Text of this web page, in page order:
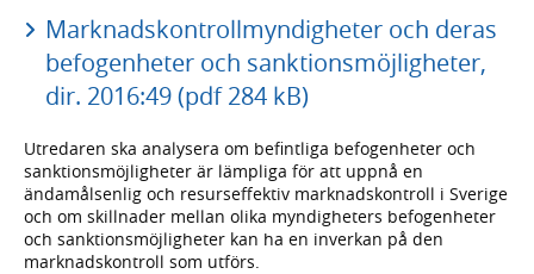
Marknadskontrollmyndigheter och deras
befogenheter och sanktionsmöjligheter,
dir. 2016:49 (pdf 284 kB)
Utredaren ska analysera om befintliga befogenheter och
sanktionsmöjligheter är lämpliga för att uppnå en
ändamålsenlig och resurseffektiv marknadskontroll i Sverige
och om skillnader mellan olika myndigheters befogenheter
och sanktionsmöjligheter kan ha en inverkan på den
marknadskontroll som utförs.